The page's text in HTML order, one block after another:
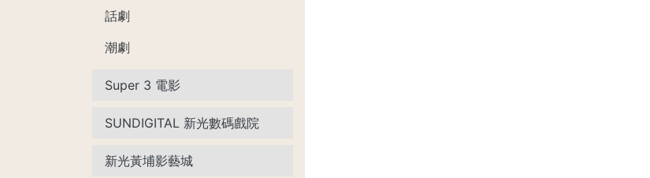
話劇
潮劇
Super 3 電影
SUNDIGITAL 新光數碼戲院
新光黃埔影藝城